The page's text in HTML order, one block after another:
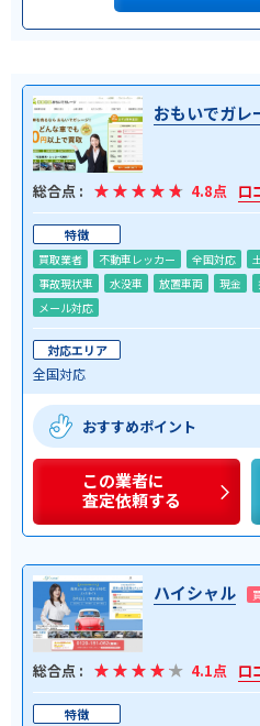
おもいでガレ
総合点 : 4.8点 口
特徴
買取業者 不動車レッカー 全国対応
事故現状車
水没車 放置車両 現金
メール対応
対応エリア
全国対応
おすすめポイント
この業者に
査定依頼する
ハイシャル
総合点 : 4.1点 口
特徴